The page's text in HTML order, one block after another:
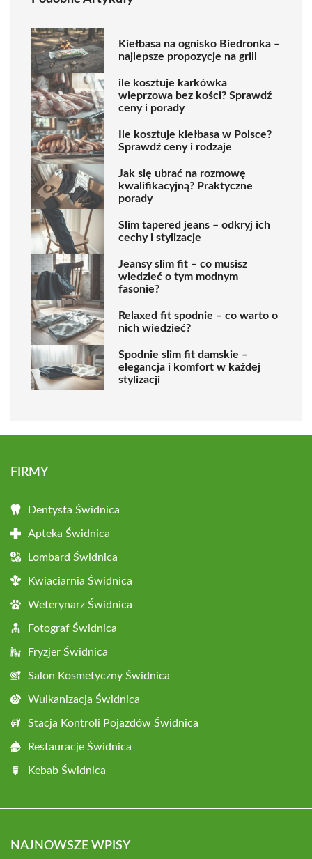
Kiełbasa na ognisko Biedronka –
najlepsze propozycje na grill
ile kosztuje karkówka
wieprzowa bez kości? Sprawdź
ceny i porady
Ile kosztuje kiełbasa w Polsce?
Sprawdź ceny i rodzaje
Jak się ubrać na rozmowę
kwalifikacyjną? Praktyczne
porady
Slim tapered jeans – odkryj ich
cechy i stylizacje
Jeansy slim fit – co musisz
wiedzieć o tym modnym
fasonie?
Relaxed fit spodnie – co warto o
nich wiedzieć?
Spodnie slim fit damskie –
elegancja i komfort w każdej
stylizacji
FIRMY
Dentysta Świdnica
Apteka Świdnica
Lombard Świdnica
Kwiaciarnia Świdnica
Weterynarz Świdnica
Fotograf Świdnica
Fryzjer Świdnica
Salon Kosmetyczny Świdnica
Wulkanizacja Świdnica
Stacja Kontroli Pojazdów Świdnica
Restauracje Świdnica
Kebab Świdnica
NAJNOWSZE WPISY